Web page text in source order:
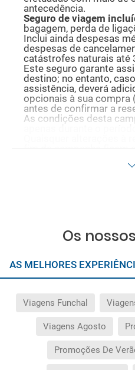
antecedência.
Seguro de viagem
bagagem, perda de
Inclui ainda despesas
despesas de
catástrofes naturais até
Este seguro garante
destino; no entanto,
assistência, deverá
opcionais à sua compra
antes de confirmar a
As condições desta
Desconto não
Os
AS MELHORES
Viagens Funchal
Viagens Agosto
Promoções De